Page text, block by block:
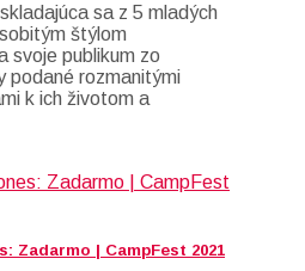
sa z 5 mladých
štýlom
svoje publikum zo
podané rozmanitými
k ich životom a
Zadarmo | CampFest 2021